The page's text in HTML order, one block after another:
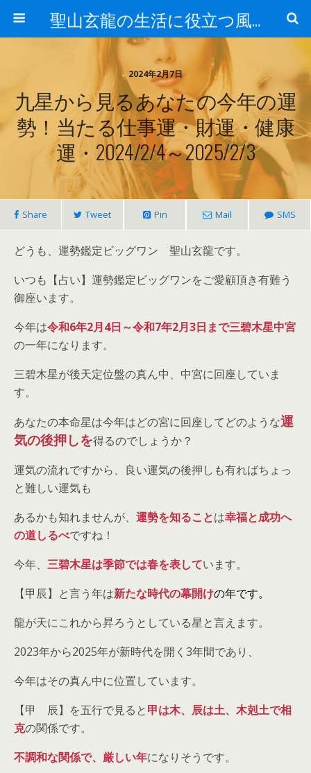
聖山玄龍の生活に役立つ風水
2024年2月7日
九星から見るあなたの今年の運
勢！当たる仕事運・財運・健康
運・2024/2/4～2025/2/3
Share Tweet Pin Mail SMS
どうも、運勢鑑定ビッグワン 聖山玄龍です。
いつも【占い】運勢鑑定ビッグワンをご愛顧頂き有難う
御座います。
今年は令和6年2月4日～令和7年2月3日まで三碧木星中宮
の一年になります。
三碧木星が後天定位盤の真ん中、中宮に回座していま
す。
あなたの本命星は今年はどの宮に回座してどのような運
気の後押しを得るのでしょうか？
運気の流れですから、良い運気の後押しも有ればちょっ
と難しい運気も
あるかも知れませんが、 運勢を知ることは幸福と成功へ
の道しるべですね！
今年、 三碧木星は季節では春を表しています。
【甲辰】と言う年は新たな時代の幕開けの年です。
龍が天にこれから昇ろうとしている星と言えます。
2023年から2025年が新時代を開く3年間であり、
今年はその真ん中に位置しています。
【甲 辰】を五行で見ると甲は木、辰は土、木剋土で相
克の関係です。
不調和な関係で、厳しい年になりそうです。